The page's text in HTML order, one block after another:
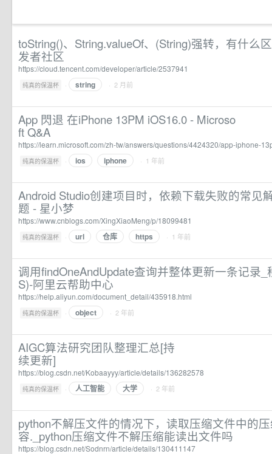
toString()、String.valueOf、(String)强转，有什么
发者社区
https://cloud.tencent.com/developer/article/2537941
纯真的保温杯 · string · 2 月前
App 閃退 在iPhone 13PM iOS16.0 - Microso
ft Q&A
https://learn.microsoft.com/zh-tw/answers/questions/4424320/app-iphone-
纯真的保温杯 · ios iphone · 1 年前
Android Studio创建项目时，依赖下载失败的常见
题 - 星小梦
https://www.cnblogs.com/XingXiaoMeng/p/18099481
纯真的保温杯 · url 仓库 https · 1 年前
调用findOneAndUpdate查询并整体更新一条记录
S)-阿里云帮助中心
https://help.aliyun.com/document_detail/435918.html
纯真的保温杯 · object · 2 年前
AIGC算法研究团队整理汇总[持
续更新]
https://blog.csdn.net/Kobaayyy/article/details/136282578
纯真的保温杯 · 人工智能 大学 · 2 年前
python不解压文件的情况下，读取压缩文件中的
容._python压缩文件不解压缩能读出文件吗
https://blog.csdn.net/Sodnrn/article/details/130411147